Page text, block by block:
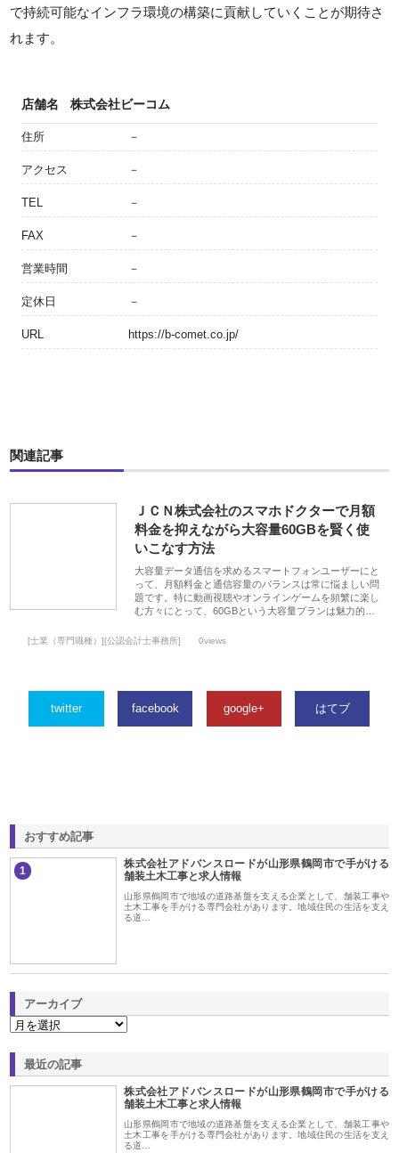
で持続可能なインフラ環境の構築に貢献していくことが期待さ
れます。
店舗名 株式会社ビーコム
住所 －
アクセス －
TEL －
FAX －
営業時間 －
定休日 －
URL https://b-comet.co.jp/
関連記事
ＪＣＮ株式会社のスマホドクターで月額
料金を抑えながら大容量60GBを賢く使
いこなす方法
大容量データ通信を求めるスマートフォンユーザーにと
って、月額料金と通信容量のバランスは常に悩ましい問
題です。特に動画視聴やオンラインゲームを頻繁に楽し
む方々にとって、60GBという大容量プランは魅力的…
[士業（専門職種）][公認会計士事務所] 0views
twitter facebook google+ はてブ
おすすめ記事
1
株式会社アドバンスロードが山形県鶴岡市で手がける
舗装土木工事と求人情報
山形県鶴岡市で地域の道路基盤を支える企業として、舗装工事や
土木工事を手がける専門会社があります。地域住民の生活を支え
る道…
アーカイブ
最近の記事
株式会社アドバンスロードが山形県鶴岡市で手がける
舗装土木工事と求人情報
山形県鶴岡市で地域の道路基盤を支える企業として、舗装工事や
土木工事を手がける専門会社があります。地域住民の生活を支え
る道…